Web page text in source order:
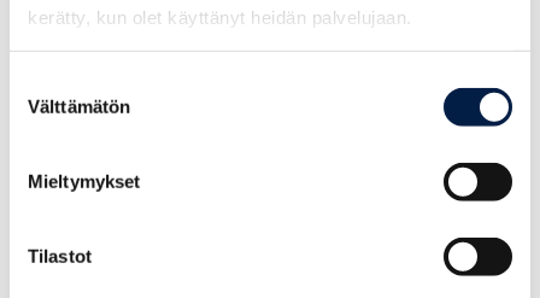
kerätty, kun olet käyttänyt heidän palvelujaan.
valinta
Välttämätön
Mieltymykset
Tilastot
Yhteenveto ja jatkoaskeleet
Hanke vahvisti pk-yritysten keskinäistä
kiertotalouden etenemiseksi. Lisäksi vahvistettiin pk-
yritysten ja Kilpilahden toimijoiden keskinäistä
kiertotalousekosysteemiä pidemmällä aikavälillä.